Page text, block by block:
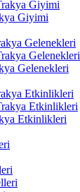
Giyimi
Giyimi
Gelenekleri
Gelenekleri
Gelenekleri
Etkinlikleri
Etkinlikleri
Etkinlikleri